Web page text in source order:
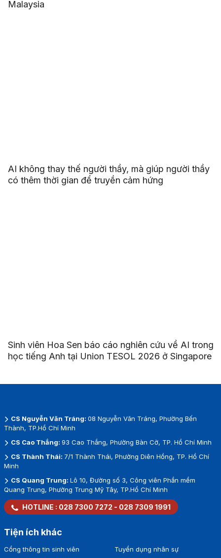
Malaysia
AI không thay thế người thầy, mà giúp người thầy
có thêm thời gian để truyền cảm hứng
Sinh viên Hoa Sen báo cáo nghiên cứu về AI trong
học tiếng Anh tại Union TESOL 2026 ở Singapore
CS Nguyễn Văn Tráng: 08 Nguyễn Văn Tráng, Phường Bến
Thành, TP.Hồ Chí Minh
CS Cao Thắng: 93 Cao Thắng, Phường Bàn Cờ, TP. Hồ Chí Minh
CS Thành Thái: 7/1 Thành Thái, Phường Diên Hồng, TP. Hồ Chí
Minh
CS Quang Trung: Lô 10, Đường số 3, Công viên Phần mềm
Quang Trung, Phường Trung Mỹ Tây, TP.Hồ Chí Minh
HOTLINE : 028 7300 7272 - 028 7309 1991
Tiện ích khác
Cổng thông tin sinh viên Tuyển dụng nhân sự